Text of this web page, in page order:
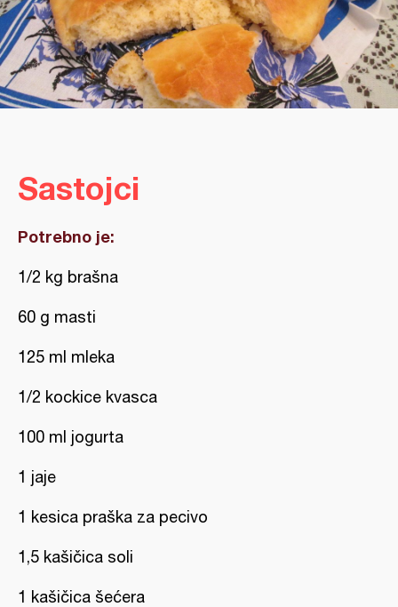
Sastojci
Potrebno je:
1/2 kg brašna
60 g masti
125 ml mleka
1/2 kockice kvasca
100 ml jogurta
1 jaje
1 kesica praška za pecivo
1,5 kašičica soli
1 kašičica šećera